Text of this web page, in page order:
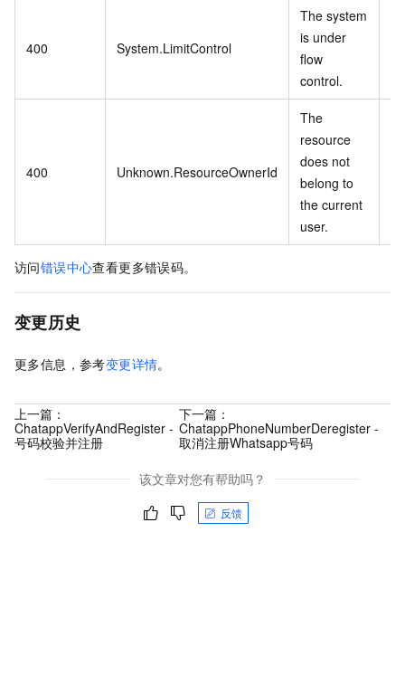
400 System.LimitControl
The system
is under
flow
control.
400 Unknown.ResourceOwnerId
The
resource
does not
belong to
the current
user.
访问错误中心查看更多错误码。
变更历史
更多信息，参考变更详情。
上一篇：
ChatappVerifyAndRegister -
号码校验并注册
下一篇：
ChatappPhoneNumberDeregister -
取消注册Whatsapp号码
该文章对您有帮助吗？
反馈